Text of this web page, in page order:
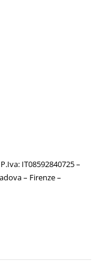
IT08592840725–
– Firenze –